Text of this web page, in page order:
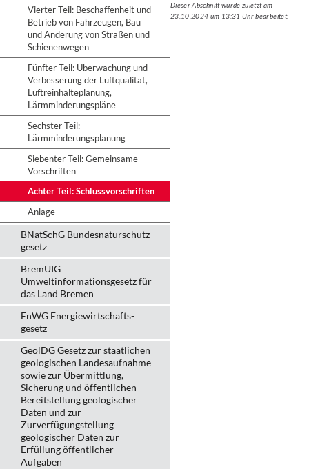
Vierter Teil: Beschaffenheit und
Betrieb von Fahrzeugen, Bau
und Änderung von Straßen und
Schienenwegen
Fünfter Teil: Überwachung und
Verbesserung der Luftqualität,
Luftreinhalteplanung,
Lärmminderungspläne
Sechster Teil:
Lärmminderungsplanung
Siebenter Teil: Gemeinsame
Vorschriften
Achter Teil: Schlussvorschriften
Anlage
BNatSchG Bundesnaturschutz-
gesetz
BremUIG
Umweltinformationsgesetz für
das Land Bremen
EnWG Energiewirtschafts-
gesetz
GeolDG Gesetz zur staatlichen
geologischen Landesaufnahme
sowie zur Übermittlung,
Sicherung und öffentlichen
Bereitstellung geologischer
Daten und zur
Zurverfügungstellung
geologischer Daten zur
Erfüllung öffentlicher
Aufgaben
Dieser Abschnitt wurde zuletzt am
23.10.2024 um 13:31 Uhr bearbeitet.